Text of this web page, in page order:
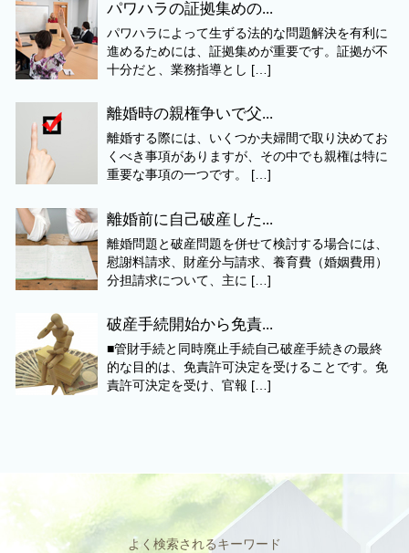
パワハラの証拠集めの...
パワハラによって生ずる法的な問題解決を有利に
進めるためには、証拠集めが重要です。証拠が不
十分だと、業務指導とし […]
離婚時の親権争いで父...
離婚する際には、いくつか夫婦間で取り決めてお
くべき事項がありますが、その中でも親権は特に
重要な事項の一つです。 […]
離婚前に自己破産した...
離婚問題と破産問題を併せて検討する場合には、
慰謝料請求、財産分与請求、養育費（婚姻費用）
分担請求について、主に […]
破産手続開始から免責...
■管財手続と同時廃止手続自己破産手続きの最終
的な目的は、免責許可決定を受けることです。免
責許可決定を受け、官報 […]
よく検索されるキーワード